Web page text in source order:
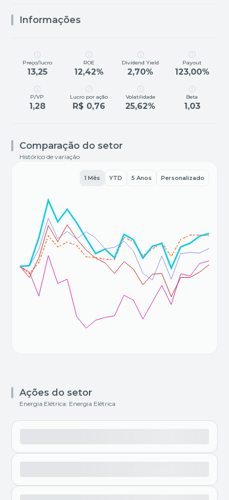
Informações
Preço/lucro
13,25
ROE
12,42%
Dividend Yield
2,70%
Payout
123,00%
P/VP
1,28
Lucro por ação
R$ 0,76
Volatilidade
25,62%
Beta
1,03
Comparação do setor
Histórico de variação
1 Mês YTD 5 Anos Personalizado
Ações do setor
Energia Elétrica: Energia Elétrica